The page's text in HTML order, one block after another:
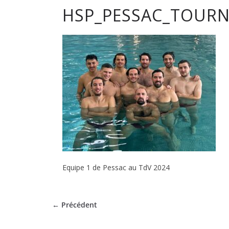
club
de
Hockey
de
Pessac
Equipe 1 de Pessac au TdV 2024
← Précédent